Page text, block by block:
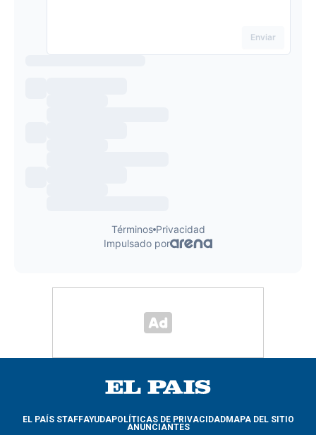
EL PAÍS STAFFAYUDAPOLÍTICAS DE PRIVACIDADMAPA DEL SITIO
ANUNCIANTES